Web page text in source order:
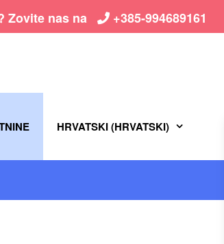
Zovite nas na +385-994689161
HRVATSKI(HRVATSKI)